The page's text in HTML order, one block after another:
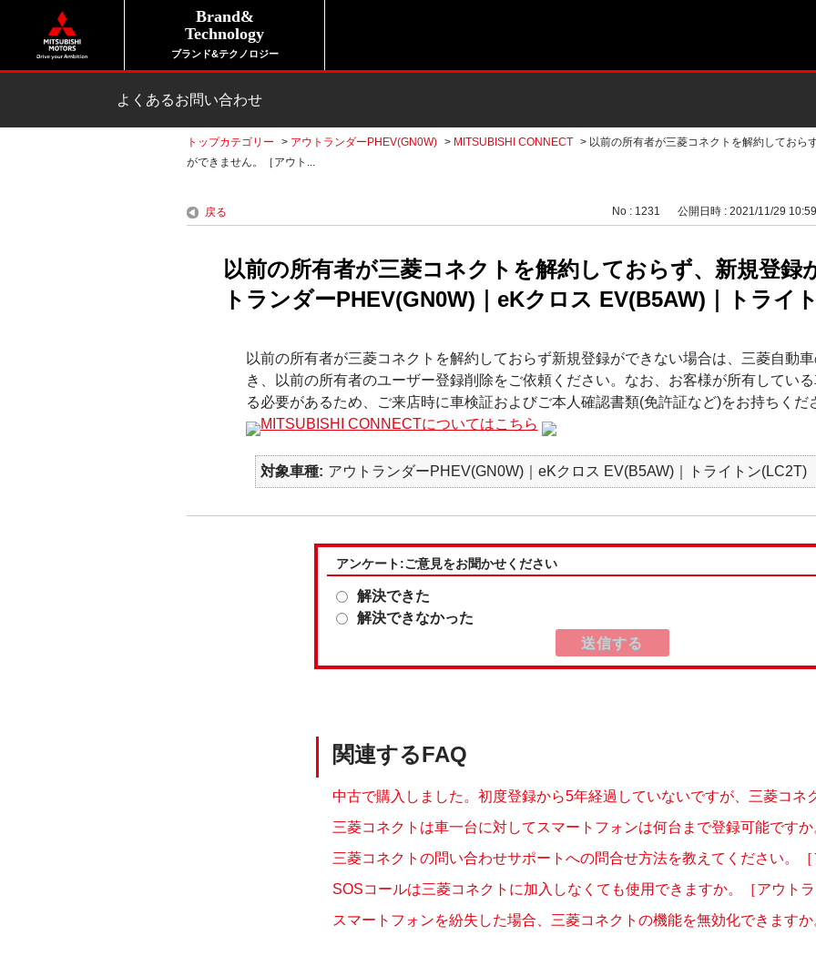
Brand&
Technology
ブランド&テクノロジー
よくあるお問い合わせ
トップカテゴリー > アウトランダーPHEV(GN0W) > MITSUBISHI CONNECT > 以前の所有者が三菱コネクトを解約しておら
ができません。［アウト...
戻る No : 1231 公開日時 : 2021/11/29 10:59
以前の所有者が三菱コネクトを解約しておらず、新規登録
トランダーPHEV(GN0W)｜eKクロス EV(B5AW)｜トライ
以前の所有者が三菱コネクトを解約しておらず新規登録ができない場合は、三菱自動
き、以前の所有者のユーザー登録削除をご依頼ください。なお、お客様が所有してい
る必要があるため、ご来店時に車検証およびご本人確認書類(免許証など)をお持ちくだ
MITSUBISHI CONNECTについてはこちら
対象車種 アウトランダーPHEV(GN0W)｜eKクロス EV(B5AW)｜トライトン(LC2T)
アンケート:ご意見をお聞かせください
解決できた
解決できなかった
関連するFAQ
中古で購入しました。初度登録から5年経過していないですが、三菱コネ
三菱コネクトは車一台に対してスマートフォンは何台まで登録可能ですか
三菱コネクトの問い合わせサポートへの問合せ方法を教えてください。［
SOSコールは三菱コネクトに加入しなくても使用できますか。［アウト
スマートフォンを紛失した場合、三菱コネクトの機能を無効化できますか